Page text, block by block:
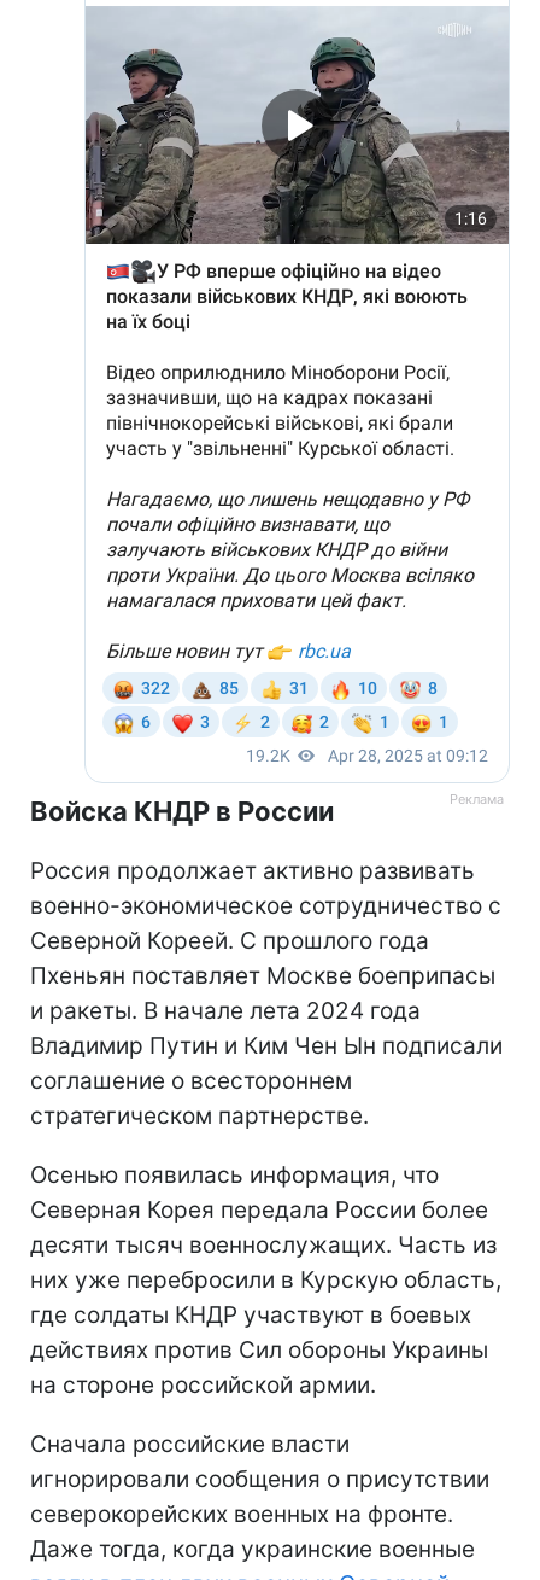
Войска КНДР в России
Россия продолжает активно развивать
военно-экономическое сотрудничество с
Северной Кореей. С прошлого года
Пхеньян поставляет Москве боеприпасы
и ракеты. В начале лета 2024 года
Владимир Путин и Ким Чен Ын подписали
соглашение о всестороннем
стратегическом партнерстве.
Осенью появилась информация, что
Северная Корея передала России более
десяти тысяч военнослужащих. Часть из
них уже перебросили в Курскую область,
где солдаты КНДР участвуют в боевых
действиях против Сил обороны Украины
на стороне российской армии.
Сначала российские власти
игнорировали сообщения о присутствии
северокорейских военных на фронте.
Даже тогда, когда украинские военные